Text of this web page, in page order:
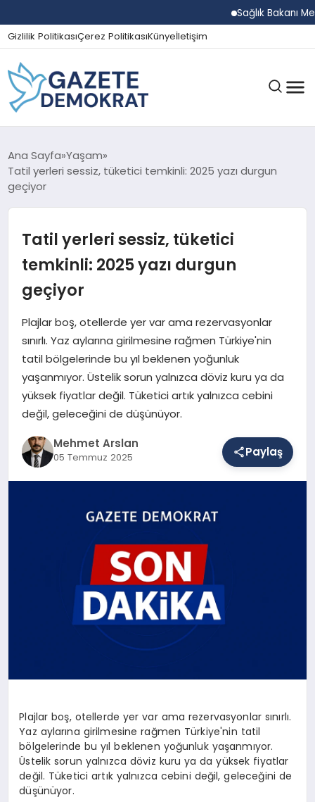
Sağlık Bakanı
Gizlilik PolitikasıÇerez PolitikasıKünyeİletişim
GÜNDEM
EKONOMI
SPOR
SAĞLIK
EĞITIM
DÜNYA
Ana Sayfa Yaşam
Tatil yerleri sessiz, tüketici temkinli: 2025 yazı durgun
geçiyor
Tatil yerleri sessiz, tüketici
temkinli: 2025 yazı durgun
geçiyor
Plajlar boş, otellerde yer var ama rezervasyonlar
sınırlı. Yaz aylarına girilmesine rağmen Türkiye'nin
tatil bölgelerinde bu yıl beklenen yoğunluk
yaşanmıyor. Üstelik sorun yalnızca döviz kuru ya da
yüksek fiyatlar değil. Tüketici artık yalnızca cebini
değil, geleceğini de düşünüyor.
Mehmet Arslan
05 Temmuz 2025 Paylaş
Plajlar boş, otellerde yer var ama rezervasyonlar sınırlı.
Yaz aylarına girilmesine rağmen Türkiye'nin tatil
bölgelerinde bu yıl beklenen yoğunluk yaşanmıyor.
Üstelik sorun yalnızca döviz kuru ya da yüksek fiyatlar
değil. Tüketici artık yalnızca cebini değil, geleceğini de
düşünüyor.